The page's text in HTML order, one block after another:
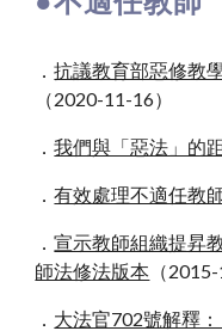
．抗議教育部惡修教
（2020-11-16）
．我們與「惡法」的
．有效處理不適任教
．宣示教師組織提昇
師法修法版本 （2015-
． 大法官702號解釋